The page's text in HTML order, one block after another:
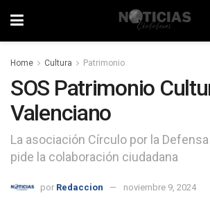
Home Cultura Patrimonio
SOS Patrimonio
Valenciano
La asociación Círculo por la
pide la colaboración ciudadana
por Redaccion noviembre 9, 2024